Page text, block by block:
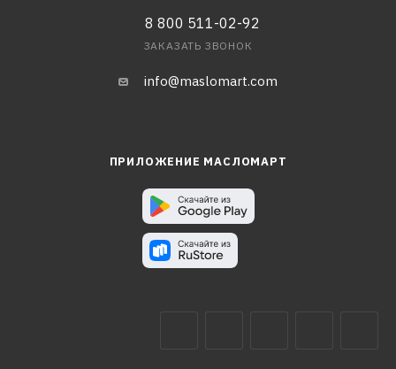
8 800 511-02-92
ЗАКАЗАТЬ ЗВОНОК
info@maslomart.com
ПРИЛОЖЕНИЕ МАСЛОМАРТ